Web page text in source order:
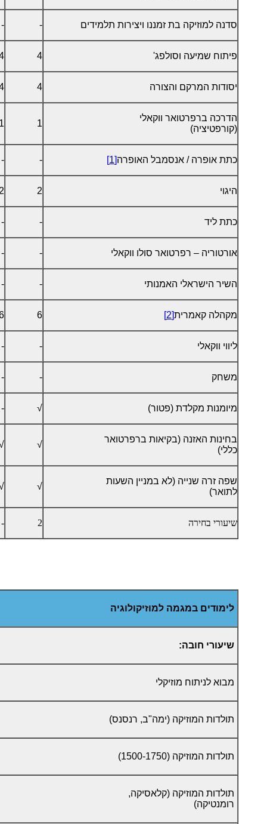
סדנה למוזיקה בת זמננו ויצירות תלמידים -
-
פיתוח שמיעה וסולפג' 4
יסודות המרקם והצורה 4
הדרכה ברפרטואר ווקאלי
(קורפטיציה)
1
כתת אופרה / אנסמבל האופרה[1]
-
-
היגוי 2
כתת ליד -
-
אורטוריה – רפרטואר סולו ווקאלי -
-
השיר הישראלי האמנותי -
-
מקהלה קאמרית[2]
6
ליווי ווקאלי -
-
משחק -
-
מיומנות מקלדת (פטור) √
-
בחינות האזנה (בקיאות ברפרטואר
כללי)
√
שפה זרה שנייה (לא במניין השעות
לתואר)
√
שיעורי בחירה 2
-
לימודים במגמה למוזיקולוגיה
שיעורי חובה:
מבוא לניתוח מוזיקלי
תולדות המוזיקה (ימה"ב, רנסנס)
תולדות המוזיקה (1500-1750)
תולדות המוזיקה (קלאסיקה,
רומנטיקה)